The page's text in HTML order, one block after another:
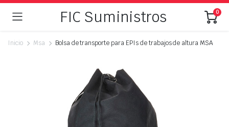
FIC Suministros 0
Inicio Msa Bolsa de transporte para EPIs de trabajos de altura MSA